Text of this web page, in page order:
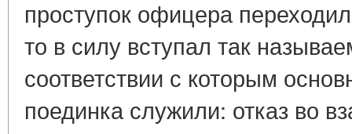
проступок офицера
то в силу вступал так
соответствии с которым
поединка служили: отказ во